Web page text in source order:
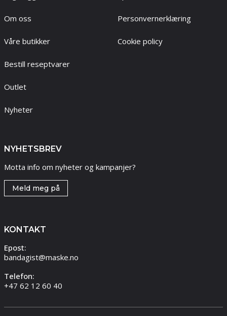
Om oss
Våre butikker
Bestill reseptvarer
Outlet
Nyheter
Personvernerklæring
Cookie policy
NYHETSBREV
Motta info om nyheter og kampanjer?
Meld meg på
KONTAKT
Epost:
bandagist@maske.no
Telefon:
+47 62 12 60 40